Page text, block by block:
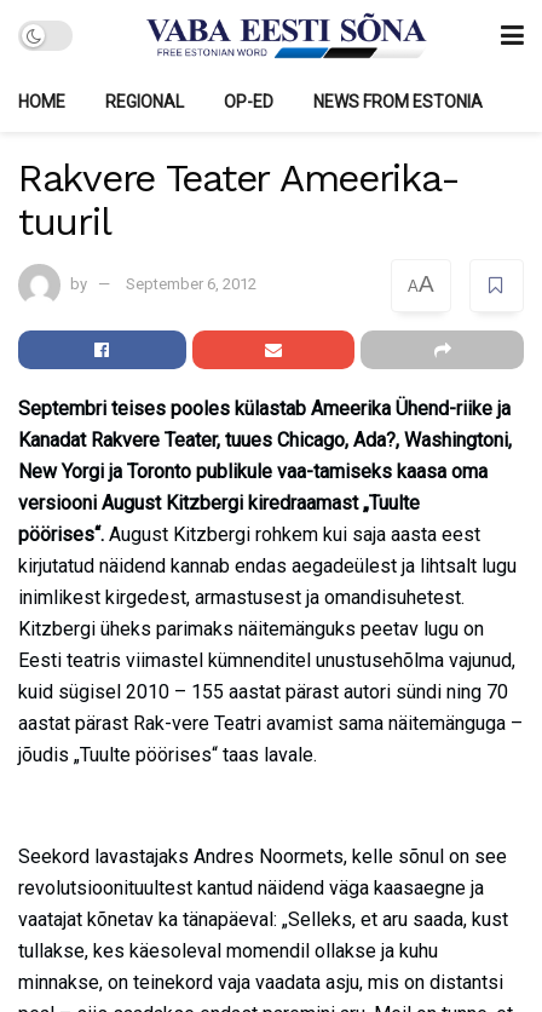
HOME REGIONAL OP-ED NEWS FROM ESTONIA
Rakvere Teater Ameerika-
tuuril
by September 6, 2012 AA
Septembri teises pooles külastab Ameerika Ühend-riike ja
Kanadat Rakvere Teater, tuues Chicago, Ada?, Washingtoni,
New Yorgi ja Toronto publikule vaa-tamiseks kaasa oma
versiooni August Kitzbergi kiredraamast „Tuulte
pöörises“. August Kitzbergi rohkem kui saja aasta eest
kirjutatud näidend kannab endas aegadeülest ja lihtsalt lugu
inimlikest kirgedest, armastusest ja omandisuhetest.
Kitzbergi üheks parimaks näitemänguks peetav lugu on
Eesti teatris viimastel kümnenditel unustusehõlma vajunud,
kuid sügisel 2010 – 155 aastat pärast autori sündi ning 70
aastat pärast Rak-vere Teatri avamist sama näitemänguga –
jõudis „Tuulte pöörises“ taas lavale.
Seekord lavastajaks Andres Noormets, kelle sõnul on see
revolutsioonituultest kantud näidend väga kaasaegne ja
vaatajat kõnetav ka tänapäeval: „Selleks, et aru saada, kust
tullakse, kes käesoleval momendil ollakse ja kuhu
minnakse, on teinekord vaja vaadata asju, mis on distantsi